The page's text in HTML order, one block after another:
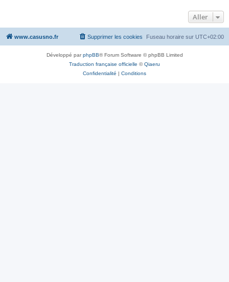
Aller
www.casusno.fr Fuseau horaire sur UTC+02:00
Supprimer les cookies
Développé parphpBB® Forum Software © phpBB Limited
Traduction française officielle ©Qiaeru
Confidentialité | Conditions